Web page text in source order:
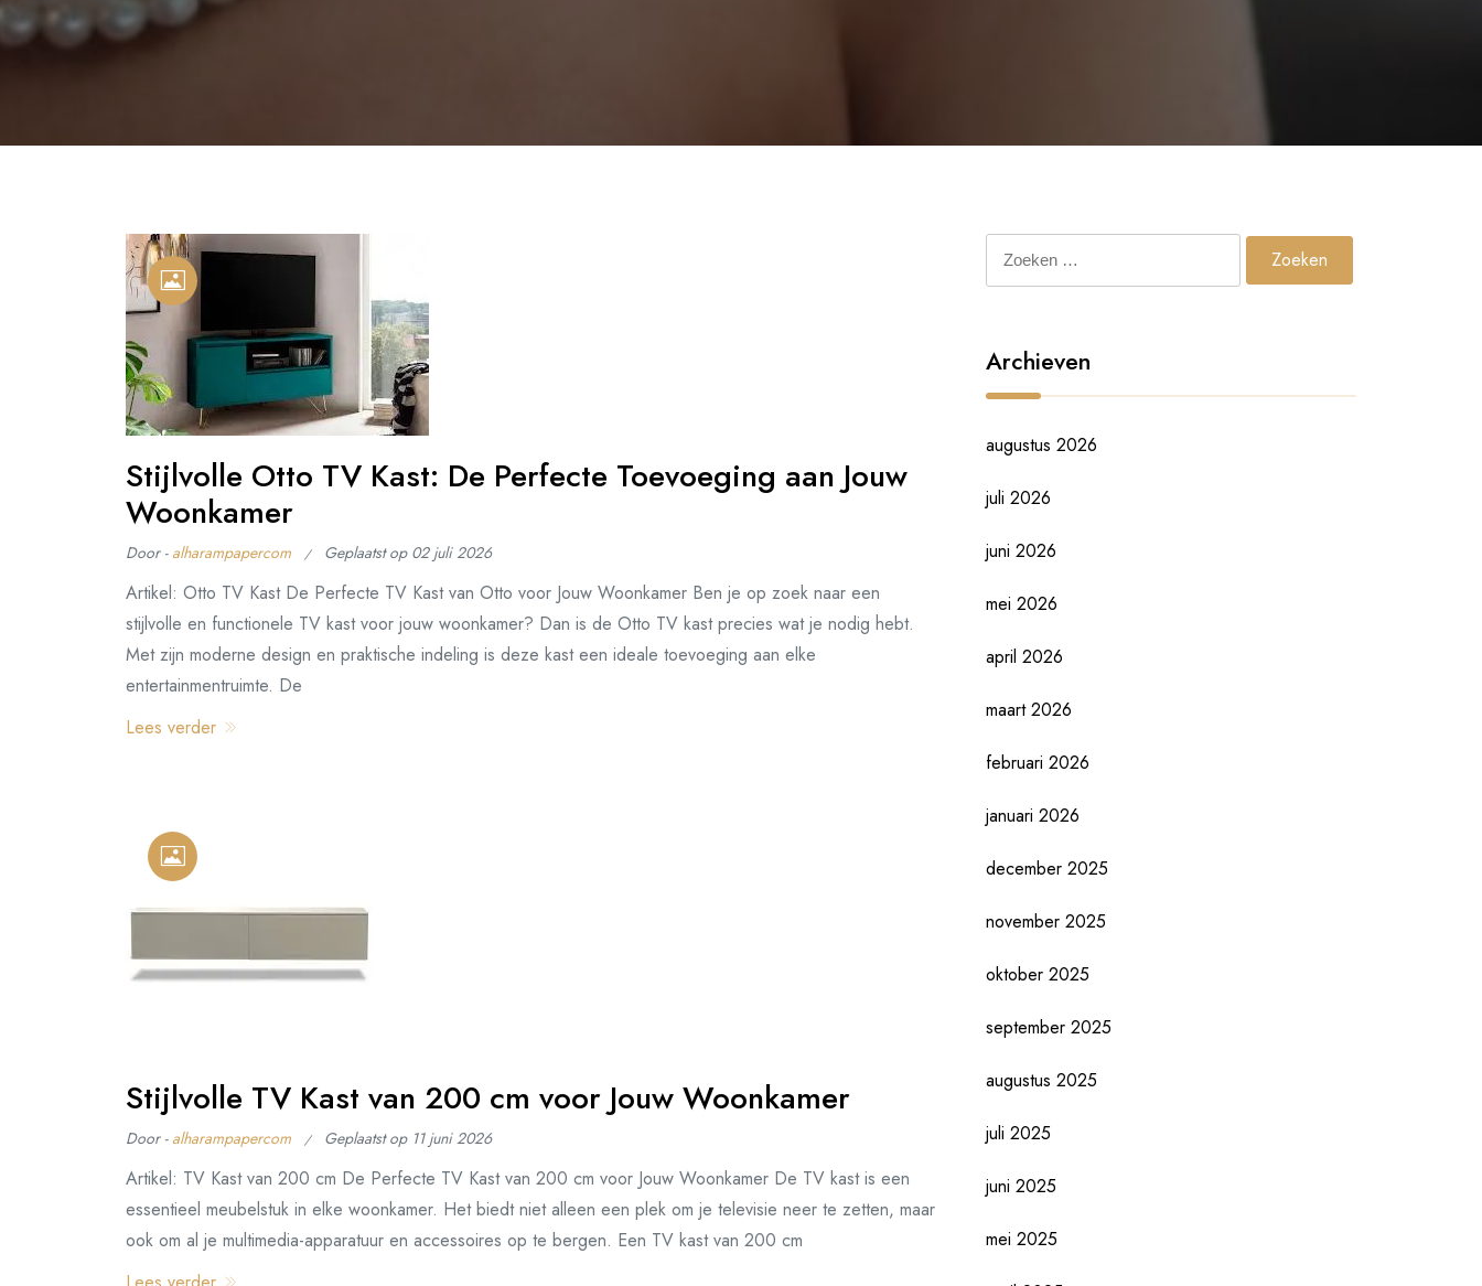
Stijlvolle Otto TV Kast: De Perfecte Toevoeging aan Jouw
Woonkamer
Door - alharampapercom Geplaatst op 02 juli 2026
Artikel: Otto TV Kast De Perfecte TV Kast van Otto voor Jouw Woonkamer Ben je op zoek naar een
stijlvolle en functionele TV kast voor jouw woonkamer? Dan is de Otto TV kast precies wat je nodig hebt.
Met zijn moderne design en praktische indeling is deze kast een ideale toevoeging aan elke
entertainmentruimte. De
Lees verder
Stijlvolle TV Kast van 200 cm voor Jouw Woonkamer
Door - alharampapercom Geplaatst op 11 juni 2026
Artikel: TV Kast van 200 cm De Perfecte TV Kast van 200 cm voor Jouw Woonkamer De TV kast is een
essentieel meubelstuk in elke woonkamer. Het biedt niet alleen een plek om je televisie neer te zetten, maar
ook om al je multimedia-apparatuur en accessoires op te bergen. Een TV kast van 200 cm
Zoeken
naar:
Archieven
augustus 2026
juli 2026
juni 2026
mei 2026
april 2026
maart 2026
februari 2026
januari 2026
december 2025
november 2025
oktober 2025
september 2025
augustus 2025
juli 2025
juni 2025
mei 2025